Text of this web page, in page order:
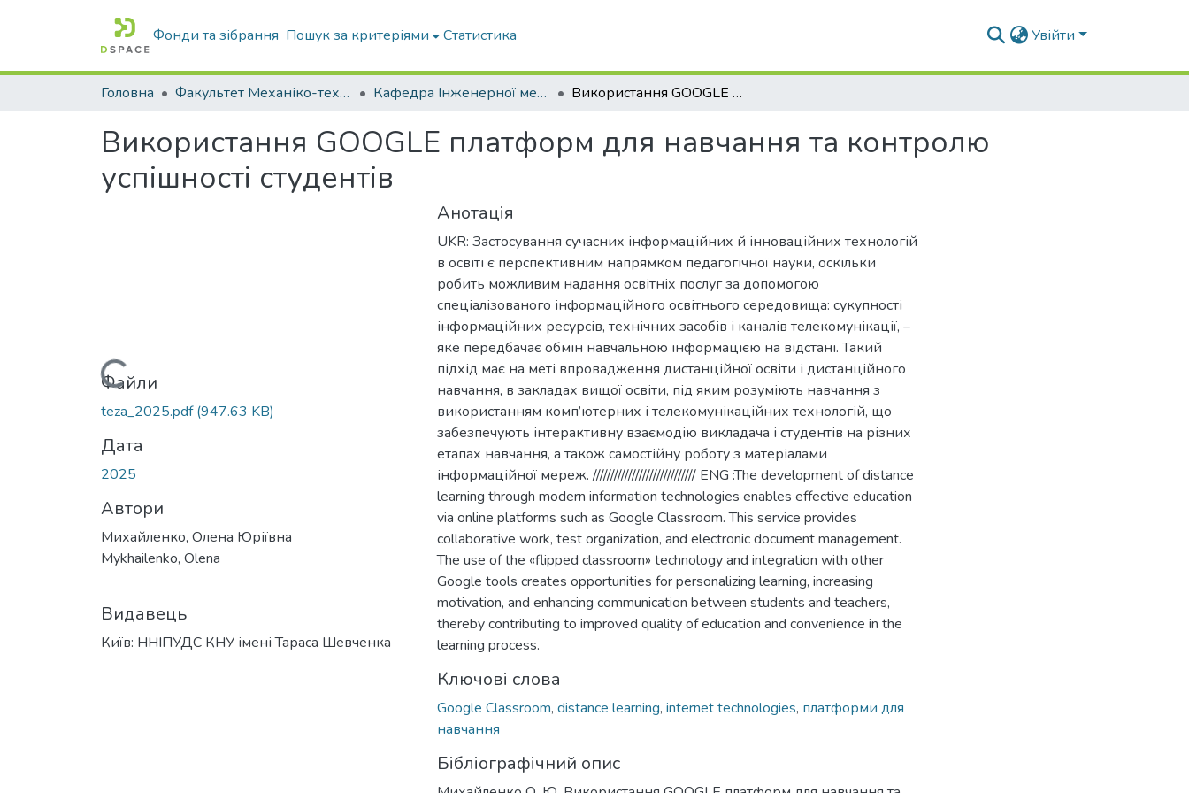
Фонди та зібрання Пошук за критеріями Статистика Увійти
Головна Факультет Механіко-технологічний Кафедра Інженерної механіки та комп'ютерного проектування Використання GOOGLE платформ для навчання та контролю успішності студентів
Використання GOOGLE платформ для навчання та контролю
успішності студентів
Вантажиться...Файли
teza_2025.pdf(947.63 KB)
Дата
2025
Автори
Михайленко, Олена Юріївна
Mykhailenko, Olena
Видавець
Київ: ННІПУДС КНУ імені Тараса Шевченка
Анотація
UKR: Застосування сучасних інформаційних й інноваційних технологій
в освіті є перспективним напрямком педагогічної науки, оскільки
робить можливим надання освітніх послуг за допомогою
спеціалізованого інформаційного освітнього середовища: сукупності
інформаційних ресурсів, технічних засобів і каналів телекомунікації, –
яке передбачає обмін навчальною інформацією на відстані. Такий
підхід має на меті впровадження дистанційної освіти і дистанційного
навчання, в закладах вищої освіти, під яким розуміють навчання з
використанням комп’ютерних і телекомунікаційних технологій, що
забезпечують інтерактивну взаємодію викладача і студентів на різних
етапах навчання, а також самостійну роботу з матеріалами
інформаційної мереж. ///////////////////////////// ENG :The development of distance
learning through modern information technologies enables effective education
via online platforms such as Google Classroom. This service provides
collaborative work, test organization, and electronic document management.
The use of the «flipped classroom» technology and integration with other
Google tools creates opportunities for personalizing learning, increasing
motivation, and enhancing communication between students and teachers,
thereby contributing to improved quality of education and convenience in the
learning process.
Ключові слова
Google Classroom, distance learning, internet technologies, платформи для
навчання
Бібліографічний опис